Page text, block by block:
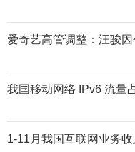
爱奇艺高管调整：汪骏
我国移动网络 IPv6 流量
1-11月我国互联网业务